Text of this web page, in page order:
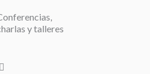
y talleres